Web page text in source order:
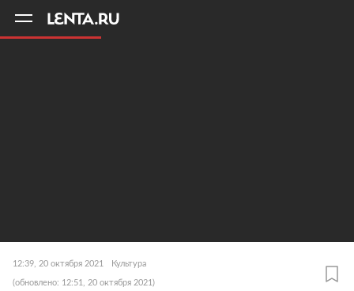
12:39, 20 октября 2021 Культура
(обновлено: 12:51, 20 октября 2021)